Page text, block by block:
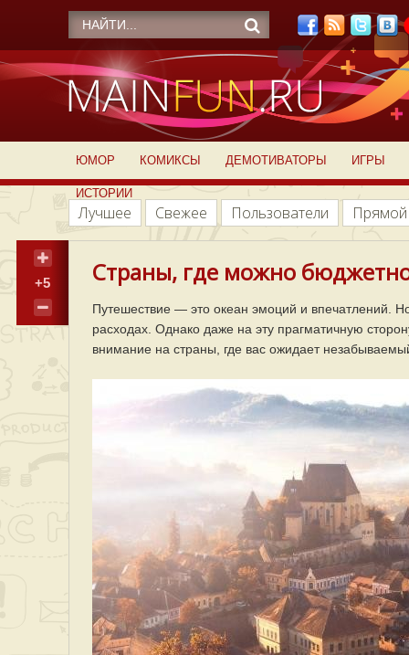
ЮМОР КОМИКСЫ ДЕМОТИВАТОРЫ ИГРЫ
ИСТОРИИ
Лучшее Свежее Пользователи
+5 Страны, где можно
Путешествие — это океан эмоций и впечатлений.
расходах. Однако даже на эту прагматичную
внимание на страны, где вас ожидает